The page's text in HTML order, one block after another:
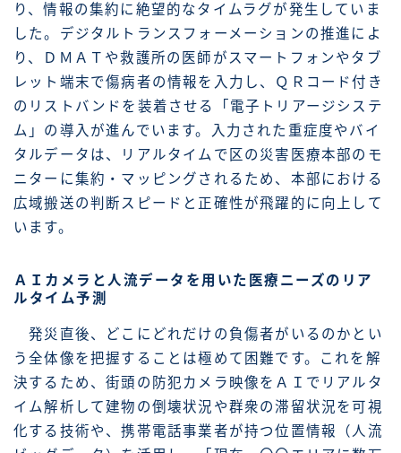
り、情報の集約に絶望的なタイムラグが発生していま
した。デジタルトランスフォーメーションの推進によ
り、ＤＭＡＴや救護所の医師がスマートフォンやタブ
レット端末で傷病者の情報を入力し、ＱＲコード付き
のリストバンドを装着させる「電子トリアージシステ
ム」の導入が進んでいます。入力された重症度やバイ
タルデータは、リアルタイムで区の災害医療本部のモ
ニターに集約・マッピングされるため、本部における
広域搬送の判断スピードと正確性が飛躍的に向上して
います。
ＡＩカメラと人流データを用いた医療ニーズのリア
ルタイム予測
発災直後、どこにどれだけの負傷者がいるのかとい
う全体像を把握することは極めて困難です。これを解
決するため、街頭の防犯カメラ映像をＡＩでリアルタ
イム解析して建物の倒壊状況や群衆の滞留状況を可視
化する技術や、携帯電話事業者が持つ位置情報（人流